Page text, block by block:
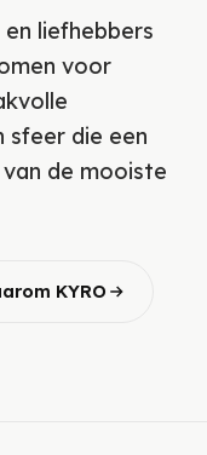
en liefhebbers
voor
sfeer die een
de mooiste
KYRO